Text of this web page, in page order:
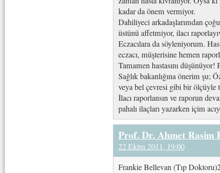
kadar da önem vermiyor.
Dahiliyeci arkadaşlarımdan
üstünü affetmiyor, ilacı
Eczacılara da söyleniyorum.
eczacı, müşterisine hemen
Tamamen hastasını
Sağlık bakanlığına önerim şu;
veya bel çevresi gibi bir ölçüyle
İlacı raporlansın ve raporun
pahalı ilaçları yazarken içim
Prof. Dr. Ahmet Rasim
22 Ekim 2011, 19:00
Frankie Bellevan (Tıp